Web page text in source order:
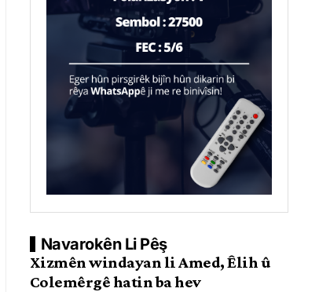
Navarokên Li Pêş
Xizmên windayan li Amed, Êlih û
Colemêrgê hatin ba hev